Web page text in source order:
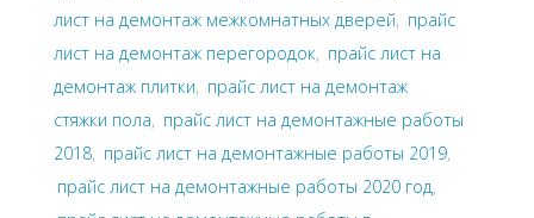
лист на демонтаж межкомнатных дверей, прайс
лист на демонтаж перегородок, прайс лист на
демонтаж плитки, прайс лист на демонтаж
стяжки пола, прайс лист на демонтажные работы
2018, прайс лист на демонтажные работы 2019,
прайс лист на демонтажные работы 2020 год,